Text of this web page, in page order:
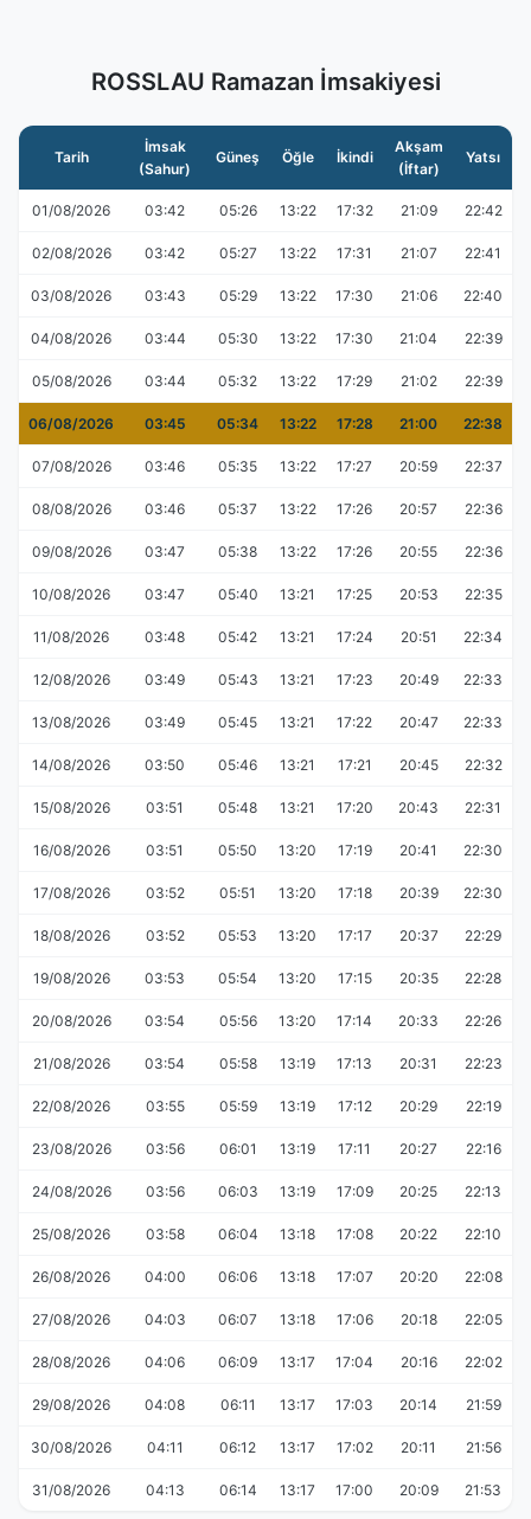
ROSSLAU Ramazan İmsakiyesi
Tarih
İmsak
(Sahur)
Güneş Öğle İkindi
Akşam
(İftar)
Yatsı
01/08/2026 03:42 05:26 13:22 17:32 21:09 22:42
02/08/2026 03:42 05:27 13:22 17:31 21:07 22:41
03/08/2026 03:43 05:29 13:22 17:30 21:06 22:40
04/08/2026 03:44 05:30 13:22 17:30 21:04 22:39
05/08/2026 03:44 05:32 13:22 17:29 21:02 22:39
06/08/2026 03:45 05:34 13:22 17:28 21:00 22:38
07/08/2026 03:46 05:35 13:22 17:27 20:59 22:37
08/08/2026 03:46 05:37 13:22 17:26 20:57 22:36
09/08/2026 03:47 05:38 13:22 17:26 20:55 22:36
10/08/2026 03:47 05:40 13:21 17:25 20:53 22:35
11/08/2026 03:48 05:42 13:21 17:24 20:51 22:34
12/08/2026 03:49 05:43 13:21 17:23 20:49 22:33
13/08/2026 03:49 05:45 13:21 17:22 20:47 22:33
14/08/2026 03:50 05:46 13:21 17:21 20:45 22:32
15/08/2026 03:51 05:48 13:21 17:20 20:43 22:31
16/08/2026 03:51 05:50 13:20 17:19 20:41 22:30
17/08/2026 03:52 05:51 13:20 17:18 20:39 22:30
18/08/2026 03:52 05:53 13:20 17:17 20:37 22:29
19/08/2026 03:53 05:54 13:20 17:15 20:35 22:28
20/08/2026 03:54 05:56 13:20 17:14 20:33 22:26
21/08/2026 03:54 05:58 13:19 17:13 20:31 22:23
22/08/2026 03:55 05:59 13:19 17:12 20:29 22:19
23/08/2026 03:56 06:01 13:19 17:11 20:27 22:16
24/08/2026 03:56 06:03 13:19 17:09 20:25 22:13
25/08/2026 03:58 06:04 13:18 17:08 20:22 22:10
26/08/2026 04:00 06:06 13:18 17:07 20:20 22:08
27/08/2026 04:03 06:07 13:18 17:06 20:18 22:05
28/08/2026 04:06 06:09 13:17 17:04 20:16 22:02
29/08/2026 04:08 06:11 13:17 17:03 20:14 21:59
30/08/2026 04:11 06:12 13:17 17:02 20:11 21:56
31/08/2026 04:13 06:14 13:17 17:00 20:09 21:53